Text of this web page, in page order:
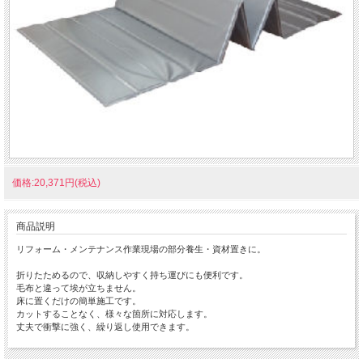
価格:20,371円(税込)
商品説明
リフォーム・メンテナンス作業現場の部分養生・資材置きに。
折りたためるので、収納しやすく持ち運びにも便利です。
毛布と違って埃が立ちません。
床に置くだけの簡単施工です。
カットすることなく、様々な箇所に対応します。
丈夫で衝撃に強く、繰り返し使用できます。
パタパタソフト：発泡ウレタン（表裏面ともPVCターポリン）